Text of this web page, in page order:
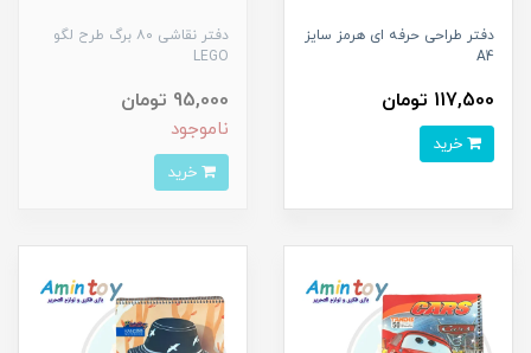
دفتر طراحی حرفه ای هرمز سایز
A4
117,500 تومان
دفتر نقاشی ۸۰ برگ طرح لگو
LEGO
95,000 تومان
ناموجود